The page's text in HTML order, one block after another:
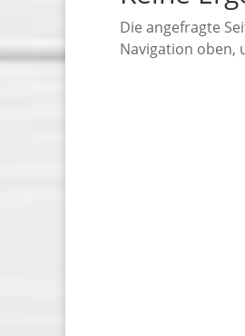
Die angefragte
Navigation oben,